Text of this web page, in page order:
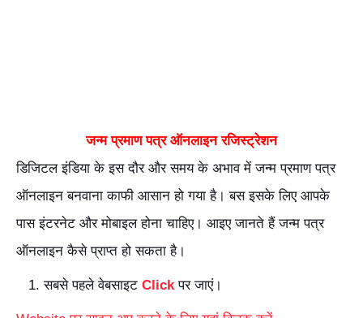
जन्म प्रमाण पत्र ऑनलाइन रजिस्ट्रेशन
डिजिटल इंडिया के इस दौर और समय के अभाव में जन्म प्रमाण पत्र
ऑनलाइन बनवाना काफी आसान हो गया है। बस इसके लिए आपके
पास इंटरनेट और मोबाइल होना चाहिए। आइए जानते हैं जन्म पत्र
ऑनलाइन कैसे प्राप्त हो सकता है।
सबसे पहले वेबसाइट Click पर जाएं।